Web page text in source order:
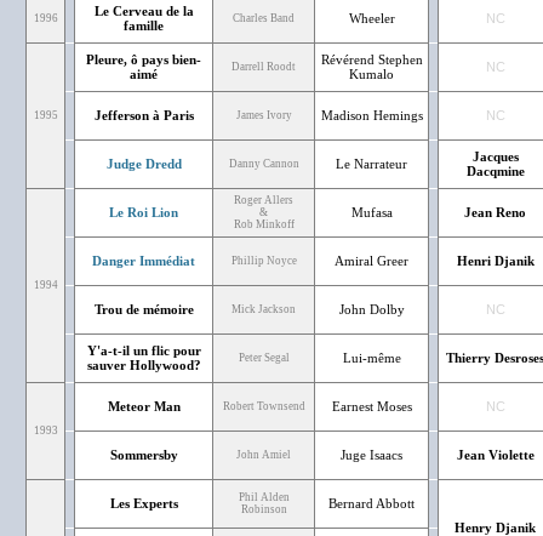
1996
Le Cerveau de la
famille
Charles Band Wheeler NC
1995
Pleure, ô pays bien-
aimé
Darrell Roodt
Révérend Stephen
Kumalo
NC
Jefferson à Paris James Ivory Madison Hemings NC
Judge Dredd Danny Cannon Le Narrateur
Jacques
Dacqmine
1994
Le Roi Lion
Roger Allers
&
Rob Minkoff
Mufasa Jean Reno
Danger Immédiat Phillip Noyce Amiral Greer Henri Djanik
Trou de mémoire Mick Jackson John Dolby NC
Y'a-t-il un flic pour
sauver Hollywood?
Peter Segal Lui-même Thierry Desroses
1993
Meteor Man Robert Townsend Earnest Moses NC
Sommersby John Amiel Juge Isaacs Jean Violette
Les Experts
Phil Alden
Robinson
Bernard Abbott
Henry Djanik